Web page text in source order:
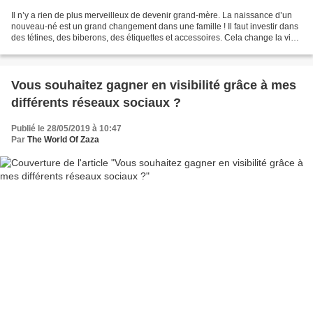
Il n’y a rien de plus merveilleux de devenir grand-mère. La naissance d’un
nouveau-né est un grand changement dans une famille ! Il faut investir dans
des tétines, des biberons, des étiquettes et accessoires. Cela change la vie,
Vous souhaitez gagner en visibilité grâce à mes
différents réseaux sociaux ?
Publié le 28/05/2019 à 10:47
Par The World Of Zaza